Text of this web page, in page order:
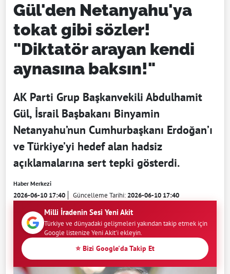
Gül'den Netanyahu'ya
tokat gibi sözler!
"Diktatör arayan kendi
aynasına baksın!"
AK Parti Grup Başkanvekili Abdulhamit
Gül, İsrail Başbakanı Binyamin
Netanyahu’nun Cumhurbaşkanı Erdoğan’ı
ve Türkiye’yi hedef alan hadsiz
açıklamalarına sert tepki gösterdi.
Haber Merkezi
2026-06-10 17:40 Güncelleme Tarihi:2026-06-10 17:40
Milli İradenin Sesi Yeni Akit
Türkiye ve dünyadaki gelişmeleri yakından takip etmek için
Google listenize Yeni Akit'i ekleyin.
⭐ Bizi Google'da Takip Et